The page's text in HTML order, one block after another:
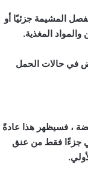
المشيمة جزئيًا أو
المغذية.
في حالات الحمل
، فسيظهر هذا عادةً
تغطي جزءًا فقط من عنق